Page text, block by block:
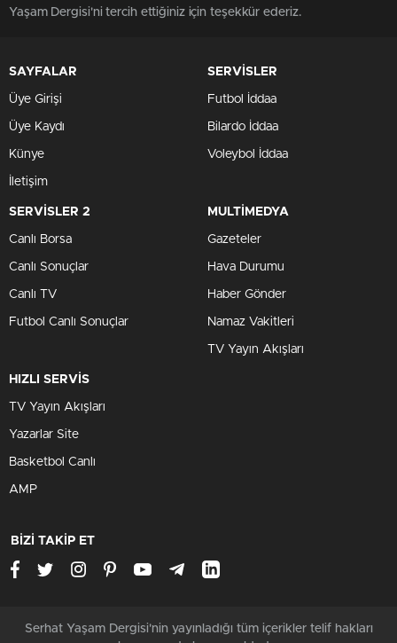
Yaşam Dergisi'ni tercih ettiğiniz için teşekkür ederiz.
SAYFALAR
Üye Girişi
Üye Kaydı
Künye
İletişim
SERVİSLER
Futbol İddaa
Bilardo İddaa
Voleybol İddaa
SERVİSLER 2
Canlı Borsa
Canlı Sonuçlar
Canlı TV
Futbol Canlı Sonuçlar
MULTİMEDYA
Gazeteler
Hava Durumu
Haber Gönder
Namaz Vakitleri
TV Yayın Akışları
HIZLI SERVİS
TV Yayın Akışları
Yazarlar Site
Basketbol Canlı
AMP
BİZİ TAKİP ET
Serhat Yaşam Dergisi'nin yayınladığı tüm içerikler telif hakları